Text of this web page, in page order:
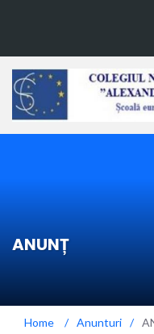
ANUNȚ
Home / Anunturi /